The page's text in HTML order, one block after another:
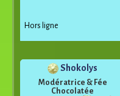
Hors ligne
Shokolys
Modératrice & Fée
Chocolatée